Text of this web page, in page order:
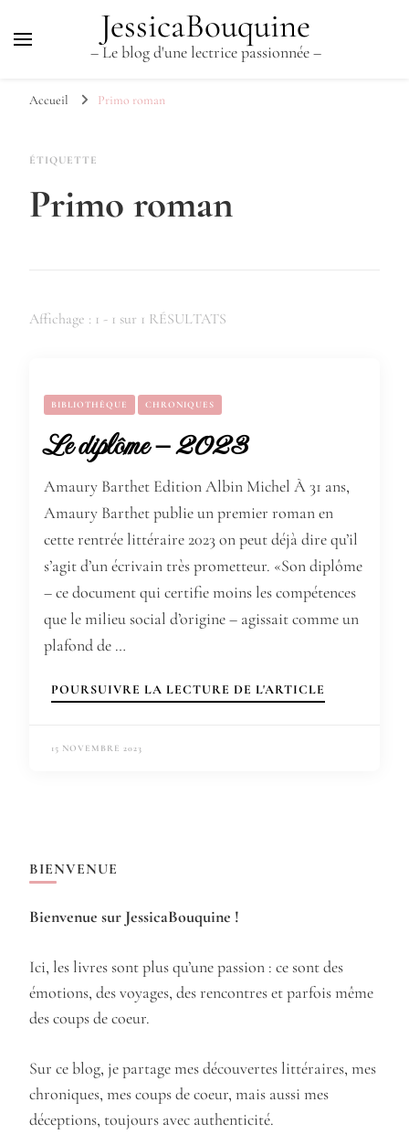
JessicaBouquine
– Le blog d'une lectrice passionnée –
Accueil Primo roman
ÉTIQUETTE
Primo roman
Affichage : 1 - 1 sur 1 RÉSULTATS
BIBLIOTHÈQUE CHRONIQUES
Le diplôme – 2023
Amaury Barthet Edition Albin Michel À 31 ans,
Amaury Barthet publie un premier roman en
cette rentrée littéraire 2023 on peut déjà dire qu’il
s’agit d’un écrivain très prometteur. «Son diplôme
– ce document qui certifie moins les compétences
que le milieu social d’origine – agissait comme un
plafond de …
POURSUIVRE LA LECTURE DE L'ARTICLE
15 NOVEMBRE 2023
BIENVENUE
Bienvenue sur JessicaBouquine !
Ici, les livres sont plus qu’une passion : ce sont des
émotions, des voyages, des rencontres et parfois même
des coups de coeur.
Sur ce blog, je partage mes découvertes littéraires, mes
chroniques, mes coups de coeur, mais aussi mes
déceptions, toujours avec authenticité.